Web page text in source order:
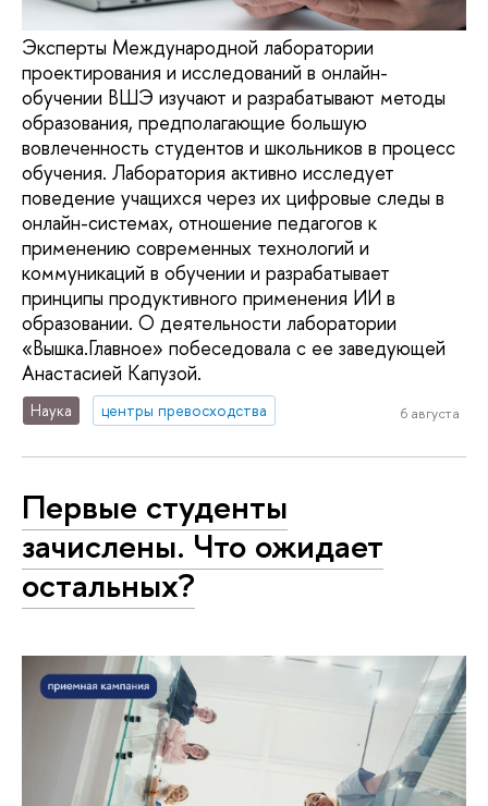
Эксперты Международной лаборатории
проектирования и исследований в онлайн-
обучении ВШЭ изучают и разрабатывают методы
образования, предполагающие большую
вовлеченность студентов и школьников в процесс
обучения. Лаборатория активно исследует
поведение учащихся через их цифровые следы в
онлайн-системах, отношение педагогов к
применению современных технологий и
коммуникаций в обучении и разрабатывает
принципы продуктивного применения ИИ в
образовании. О деятельности лаборатории
«Вышка.Главное» побеседовала с ее заведующей
Анастасией Капузой.
Наука центры превосходства 6 августа
Первые студенты
зачислены. Что ожидает
остальных?